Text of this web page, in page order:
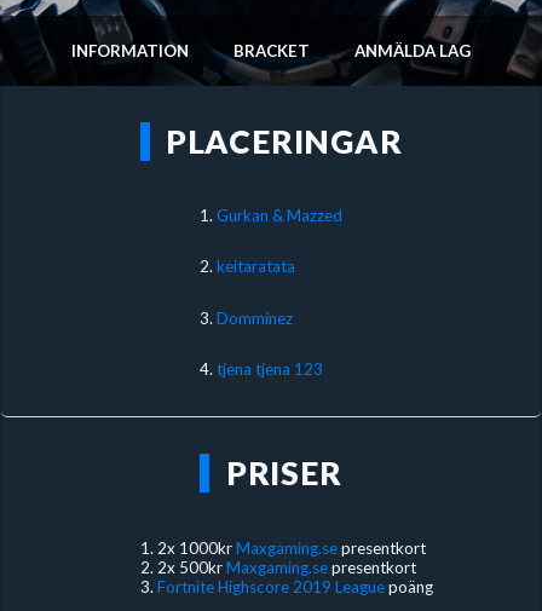
INFORMATION BRACKET ANMÄLDA LAG
PLACERINGAR
1. Gurkan & Mazzed
2.keitaratata
3. Domminez
4.tjena tjena 123
PRISER
2x 1000krMaxgaming.sepresentkort
2x 500krMaxgaming.sepresentkort
Fortnite Highscore 2019 Leaguepoäng